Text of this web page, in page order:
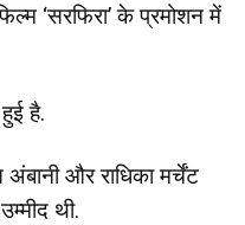
‘सरफिरा’ के प्रमोशन में
है.
और राधिका मर्चेंट
थी.